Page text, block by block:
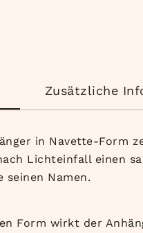
Zusätzliche
in Navette-Form
Lichteinfall einen
seinen Namen.
Form wirkt der